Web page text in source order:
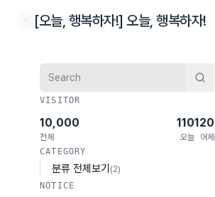
[오늘, 행복하자!] 오늘, 행복하자!
VISITOR
10,000
전체
110
오늘
120
어제
CATEGORY
분류 전체보기 (2)
NOTICE